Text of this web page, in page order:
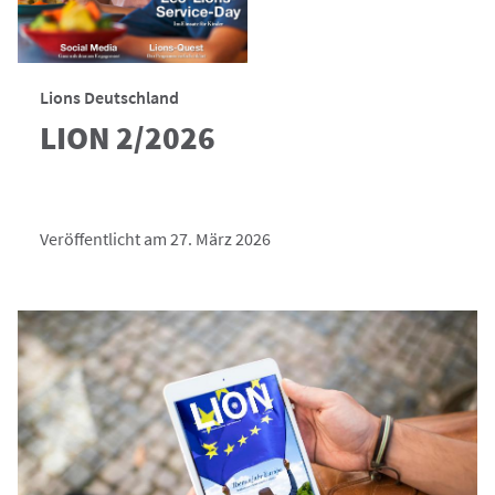
Lions Deutschland
LION 2/2026
Veröffentlicht am 27. März 2026